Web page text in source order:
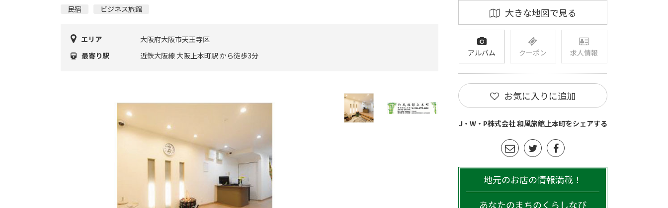
民宿
ビジネス旅館
エリア
大阪府大阪市天王寺区
最寄り駅
近鉄大阪線 大阪上本町駅 から徒歩3分
大きな地図で見る
アルバム クーポン 求人情報
お気に入りに追加
J・W・P株式会社 和風旅館上本町をシェアする
地元のお店の情報満載！
あなたのまちのくらしなび